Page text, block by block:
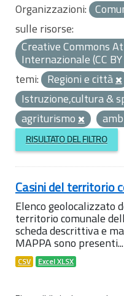
Organizzazioni:
sulle risorse:
Creative Commons
Internazionale (CC
temi: Regioni e città
Istruzione,cultura &
agriturismo
RISULTATO DEL FILTRO
Casini del territorio
Elenco geolocalizzato
territorio comunale
scheda descrittiva e
MAPPA sono presenti...
CSV Excel XLSX